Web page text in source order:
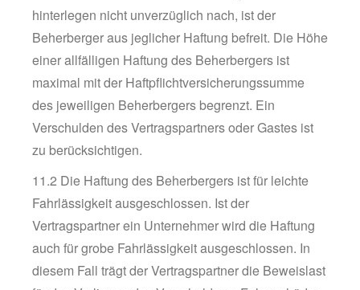
hinterlegen nicht unverzüglich nach, ist der
Beherberger aus jeglicher Haftung befreit. Die Höhe
einer allfälligen Haftung des Beherbergers ist
maximal mit der Haftpflichtversicherungssumme
des jeweiligen Beherbergers begrenzt. Ein
Verschulden des Vertragspartners oder Gastes ist
zu berücksichtigen.
11.2 Die Haftung des Beherbergers ist für leichte
Fahrlässigkeit ausgeschlossen. Ist der
Vertragspartner ein Unternehmer wird die Haftung
auch für grobe Fahrlässigkeit ausgeschlossen. In
diesem Fall trägt der Vertragspartner die Beweislast